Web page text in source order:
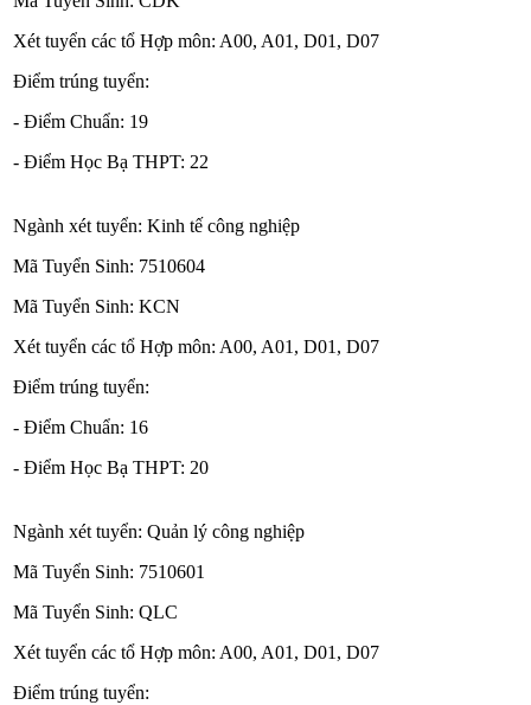
Xét tuyển các tổ Hợp môn: A00, A01, D01, D07
Điểm trúng tuyển:
- Điểm Chuẩn: 19
- Điểm Học Bạ THPT: 22
Ngành xét tuyển: Kinh tế công nghiệp
Mã Tuyển Sinh: 7510604
Mã Tuyển Sinh: KCN
Xét tuyển các tổ Hợp môn: A00, A01, D01, D07
Điểm trúng tuyển:
- Điểm Chuẩn: 16
- Điểm Học Bạ THPT: 20
Ngành xét tuyển: Quản lý công nghiệp
Mã Tuyển Sinh: 7510601
Mã Tuyển Sinh: QLC
Xét tuyển các tổ Hợp môn: A00, A01, D01, D07
Điểm trúng tuyển: